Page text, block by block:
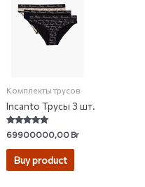
Комплекты трусов
Incanto Трусы 3 шт.
Rated
4.91
out of 5
69900000,00Br
Buy product